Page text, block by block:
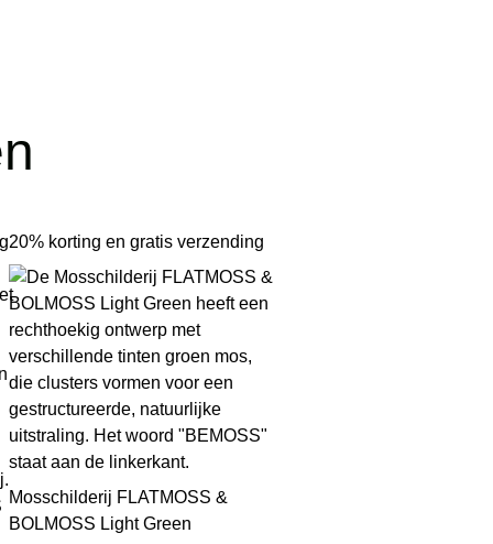
20% korting en gratis verzending
Mosschilderij FLATMOSS &
BOLMOSS Light Green